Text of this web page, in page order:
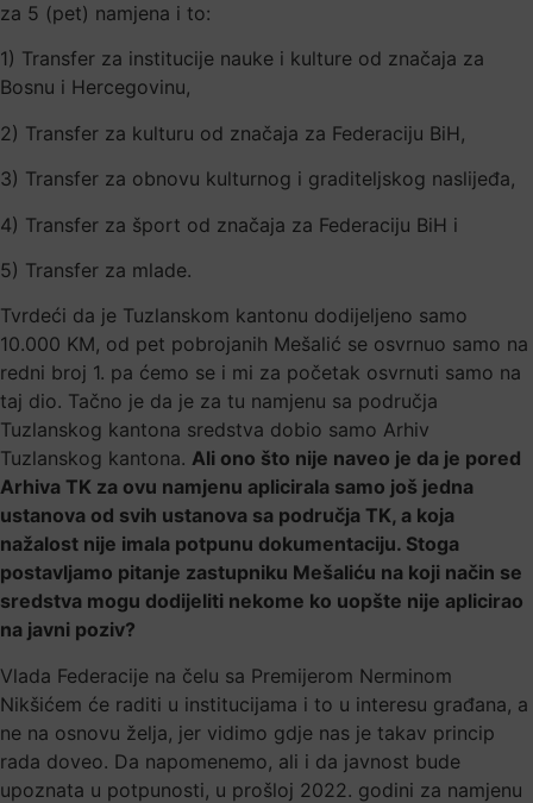
za 5 (pet) namjena i to:
1) Transfer za institucije nauke i kulture od značaja za
Bosnu i Hercegovinu,
2) Transfer za kulturu od značaja za Federaciju BiH,
3) Transfer za obnovu kulturnog i graditeljskog naslijeđa,
4) Transfer za šport od značaja za Federaciju BiH i
5) Transfer za mlade.
Tvrdeći da je Tuzlanskom kantonu dodijeljeno samo
10.000 KM, od pet pobrojanih Mešalić se osvrnuo samo na
redni broj 1. pa ćemo se i mi za početak osvrnuti samo na
taj dio. Tačno je da je za tu namjenu sa područja
Tuzlanskog kantona sredstva dobio samo Arhiv
Tuzlanskog kantona. Ali ono što nije naveo je da je pored
Arhiva TK za ovu namjenu aplicirala samo još jedna
ustanova od svih ustanova sa područja TK, a koja
nažalost nije imala potpunu dokumentaciju. Stoga
postavljamo pitanje zastupniku Mešaliću na koji način se
sredstva mogu dodijeliti nekome ko uopšte nije aplicirao
na javni poziv?
Vlada Federacije na čelu sa Premijerom Nerminom
Nikšićem će raditi u institucijama i to u interesu građana, a
ne na osnovu želja, jer vidimo gdje nas je takav princip
rada doveo. Da napomenemo, ali i da javnost bude
upoznata u potpunosti, u prošloj 2022. godini za namjenu